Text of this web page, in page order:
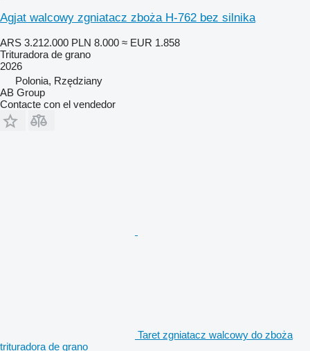
Agjat walcowy zgniatacz zboża H-762 bez silnika
ARS 3.212.000 PLN 8.000 ≈ EUR 1.858
Trituradora de grano
2026
Polonia, Rzędziany
AB Group
Contacte con el vendedor
Taret zgniatacz walcowy do zboża
trituradora de grano